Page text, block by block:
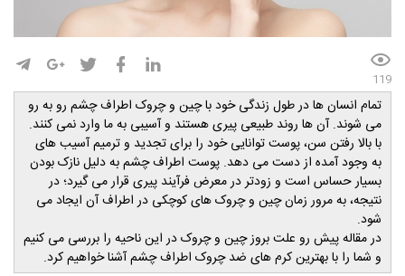
119
تمام انسان ها در طول زندگی خود با چین و چروک اطراف چشم رو به رو
می شوند. آن ها روند طبیعی پیری هستند و آسیبی به ما وارد نمی کنند.
با بالا رفتن سن، پوست توانایی خود را برای تجدید و ترمیم آسیب های
به وجود آمده از دست می دهد. پوست اطراف چشم به دلیل نازک بودن
بسیار حساس است و زودتر در معرض فرآیند پیری قرار می گیرد؛ در
نتیجه، به مرور زمان چین و چروک های کوچکی در اطراف آن ایجاد می
شود.
در مقاله پیش رو علت بروز چین و چروک در این ناحیه را بررسی می کنیم
و شما را با بهترین کرم های ضد چروک اطراف چشم آشنا خواهیم کرد.